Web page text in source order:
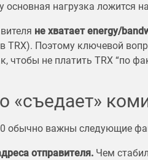
основная нагрузка ложится
не хватает energy/
TRX). Поэтому ключевой
чтобы не платить TRX “по
«съедает»
обычно важны следующие
отправителя. Чем